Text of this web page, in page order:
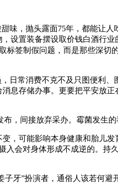
，抛头露面75年，都能让人
设置装备摆设取价钱白酒行
标签制假问题，而是那些深切的
日常消费不克不及只图便利
息存储办事。更要把平安放
，间接放弃采办。霉菌发生的
可能影响本身健康和胎儿发
会对身体形成不成逆的。持
”扮演者，通俗人该若何避